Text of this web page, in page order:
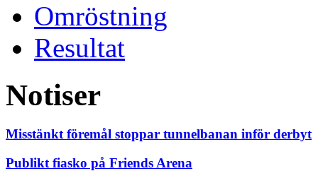
Omröstning
Resultat
Notiser
Misstänkt föremål stoppar tunnelbanan inför derbyt
Publikt fiasko på Friends Arena